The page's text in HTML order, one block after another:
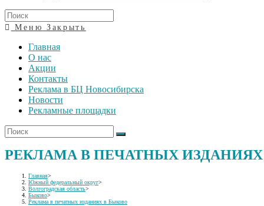
Меню Закрыть
Главная
О нас
Акции
Контакты
Реклама в БЦ Новосибирска
Новости
Рекламные площадки
РЕКЛАМА В ПЕЧАТНЫХ
Главная>
Южный федеральный округ>
Волгоградская область>
Быково>
Реклама в печатных изданиях в Быково